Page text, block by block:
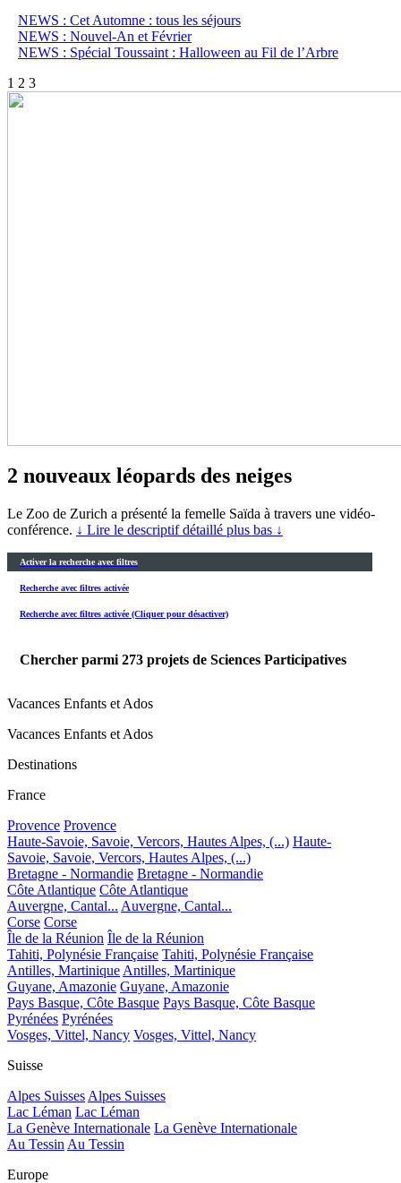
NEWS : Cet Automne : tous les séjours
NEWS : Nouvel-An et Février
NEWS : Spécial Toussaint : Halloween au Fil de l’Arbre
1 2 3
2 nouveaux léopards des neiges
Le Zoo de Zurich a présenté la femelle Saïda à travers une vidéo-
conférence. ↓ Lire le descriptif détaillé plus bas ↓
Activer la recherche avec filtres
Recherche avec filtres activée
Recherche avec filtres activée (Cliquer pour désactiver)
Chercher parmi 273 projets de Sciences Participatives
Vacances Enfants et Ados
Vacances Enfants et Ados
Destinations
France
Provence Provence
Haute-Savoie, Savoie, Vercors, Hautes Alpes, (...) Haute-
Savoie, Savoie, Vercors, Hautes Alpes, (...)
Bretagne - Normandie Bretagne - Normandie
Côte Atlantique Côte Atlantique
Auvergne, Cantal... Auvergne, Cantal...
Corse Corse
Île de la Réunion Île de la Réunion
Tahiti, Polynésie Française Tahiti, Polynésie Française
Antilles, Martinique Antilles, Martinique
Guyane, Amazonie Guyane, Amazonie
Pays Basque, Côte Basque Pays Basque, Côte Basque
Pyrénées Pyrénées
Vosges, Vittel, Nancy Vosges, Vittel, Nancy
Suisse
Alpes Suisses Alpes Suisses
Lac Léman Lac Léman
La Genève Internationale La Genève Internationale
Au Tessin Au Tessin
Europe